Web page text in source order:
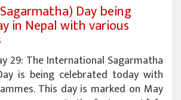
Day being
in Nepal with various
29: The International Sagarmatha
is being celebrated today with
This day is marked on May